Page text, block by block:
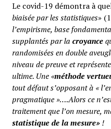
Le covid-19 démontra à
biaisée par les statistiques»
l’empirisme, base
supplantés par la croyance
randomisées en double
niveau de preuve et
ultime. Une «méthode
tout défaut s’opposant à «
pragmatique »….Alors ce
traitement que l’on mesure,
statistique de la mesure» !